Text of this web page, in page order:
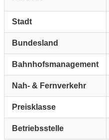
Stadt
Bundesland
Bahnhofsmanagement
Nah- & Fernverkehr
Preisklasse
Betriebsstelle